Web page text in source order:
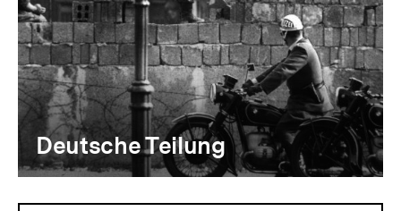
Deutsche Teilung